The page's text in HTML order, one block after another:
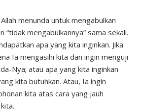
menunda untuk mengabulkan
“tidak mengabulkannya” sama sekali.
apa yang kita inginkan. Jika
Ia mengasihi kita dan ingin menguji
Nya; atau apa yang kita inginkan
kita butuhkan. Atau, Ia ingin
kita atas cara yang jauh